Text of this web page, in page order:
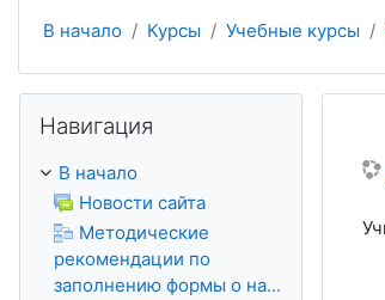
В начало Курсы Учебные курсы
Навигация
В начало
Новости сайта
Методические
рекомендации по
заполнению формы о на...